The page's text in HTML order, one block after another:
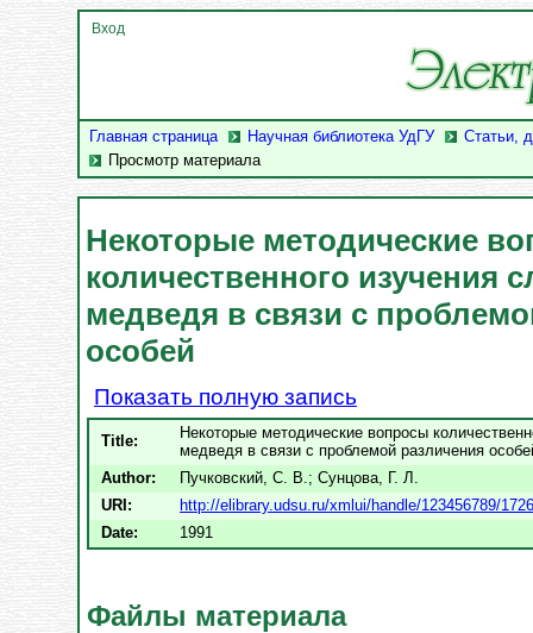
Главная страница Научная библиотека УдГУ
Статьи,
Просмотр материала
Вход
Некоторые методические
количественного изучения
медведя в связи с
особей
Показать полную запись
Title:
Некоторые методические вопросы
медведя в связи с проблемой различения
Author:
Пучковский, С. В.; Сунцова, Г. Л.
URI:
http://elibrary.udsu.ru/xmlui/handle/123456789/
Date:
1991
Файлы материала